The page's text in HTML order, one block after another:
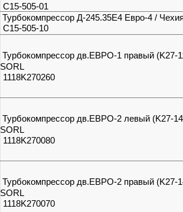
С15-505-01
Турбокомпрессор Д-245.35Е4 Евро-4 /
C15-505-10
Турбокомпрессор дв.ЕВРО-1 правый (K27-
SORL
1118K270260
Турбокомпрессор дв.ЕВРО-2 левый (K27-
SORL
1118K270080
Турбокомпрессор дв.ЕВРО-2 правый (K27-
SORL
1118K270070